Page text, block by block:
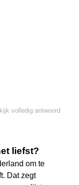
volledig antwoord
liefst?
om te
Dat zegt